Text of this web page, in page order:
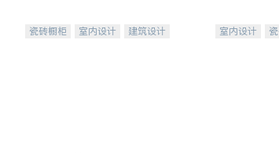
瓷砖橱柜 室内设计
建筑设计
室内设计